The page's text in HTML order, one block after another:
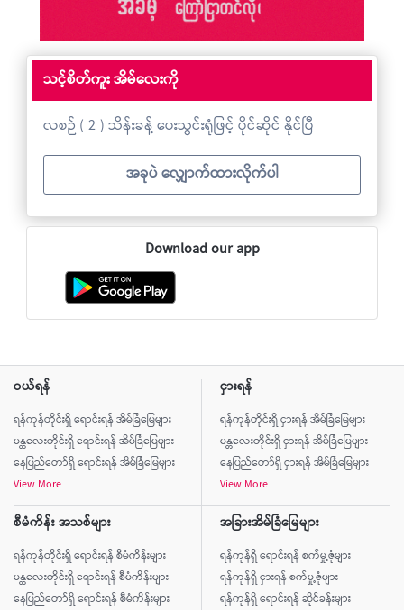
သင့်စိတ်ကူး အိမ်လေးကို
လစဉ် ( 2 ) သိန်းခန့် ပေးသွင်းရုံဖြင့် ပိုင်ဆိုင် နိုင်ပြီ
အခုပဲ လျှောက်ထားလိုက်ပါ
Download our app
ဝယ်ရန်
ရန်ကုန်တိုင်းရှိ ရောင်းရန် အိမ်ခြံမြေများ
မန္တလေးတိုင်းရှိ ရောင်းရန် အိမ်ခြံမြေများ
နေပြည်တော်ရှိ ရောင်းရန် အိမ်ခြံမြေများ
View More
ငှားရန်
ရန်ကုန်တိုင်းရှိ ငှားရန် အိမ်ခြံမြေများ
မန္တလေးတိုင်းရှိ ငှားရန် အိမ်ခြံမြေများ
နေပြည်တော်ရှိ ငှားရန် အိမ်ခြံမြေများ
View More
စီမံကိန်း အသစ်များ
ရန်ကုန်တိုင်းရှိ ရောင်းရန် စီမံကိန်းများ
မန္တလေးတိုင်းရှိ ရောင်းရန် စီမံကိန်းများ
နေပြည်တော်ရှိ ရောင်းရန် စီမံကိန်းများ
အခြားအိမ်ခြံမြေများ
ရန်ကုန်ရှိ ရောင်းရန် စက်မှု့ဇုံများ
ရန်ကုန်ရှိ ငှားရန် စက်မှု့ဇုံများ
ရန်ကုန်ရှိ ရောင်းရန် ဆိုင်ခန်းများ